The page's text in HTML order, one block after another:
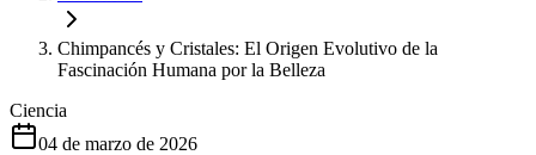
Chimpancés y Cristales: El Origen Evolutivo de la
Fascinación Humana por la Belleza
Ciencia
04 de marzo de 2026